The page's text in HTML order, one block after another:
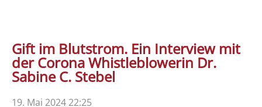
Gift im Blutstrom. Ein Interview mit
der Corona Whistleblowerin Dr.
Sabine C. Stebel
19. Mai 2024 22:25